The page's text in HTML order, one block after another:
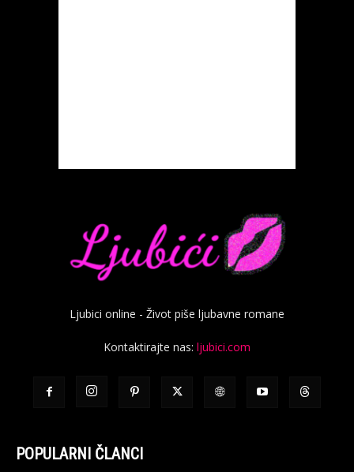
Ljubici online - Život piše ljubavne romane
Kontaktirajte nas: ljubici.com
POPULARNI ČLANCI